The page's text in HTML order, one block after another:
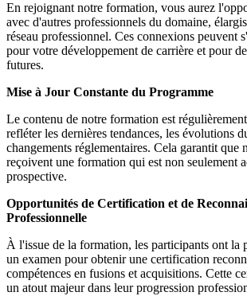
En rejoignant notre formation, vous aurez
avec d'autres professionnels du domaine,
réseau professionnel. Ces connexions peuvent
pour votre développement de carrière et pour
futures.
Mise à Jour Constante du Programme
Le contenu de notre formation est
refléter les dernières tendances, les évolutions
changements réglementaires. Cela garantit que
reçoivent une formation qui est non seulement
prospective.
Opportunités de Certification et de
Professionnelle
À l'issue de la formation, les participants ont la
un examen pour obtenir une certification
compétences en fusions et acquisitions. Cette
un atout majeur dans leur progression